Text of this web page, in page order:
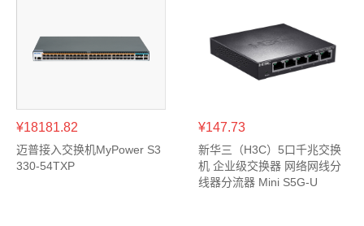
¥18181.82
迈普接入交换机MyPower S3
330-54TXP
¥147.73
新华三（H3C）5口千兆交换
机 企业级交换器 网络网线分
线器分流器 Mini S5G-U